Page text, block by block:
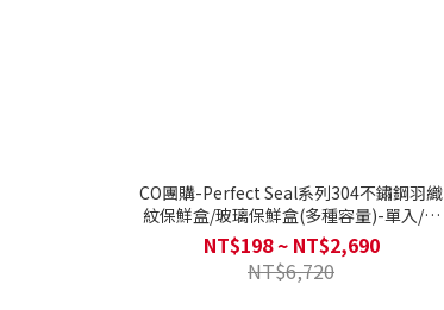
CO團購-Perfect Seal系列304不鏽鋼羽織
紋保鮮盒/玻璃保鮮盒(多種容量)-單入/組
合.
NT$198 ~ NT$2,690
NT$6,720